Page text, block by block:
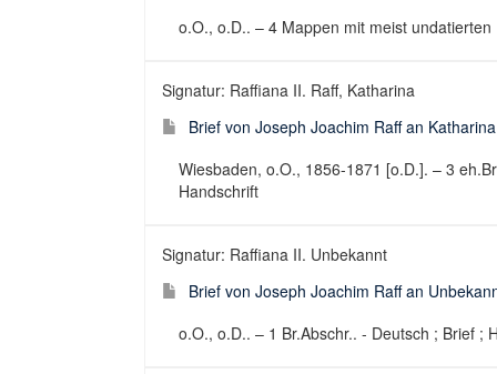
o.O., o.D.. – 4 Mappen mit meist
Signatur: Raffiana II. Raff, Katharina
Brief von Joseph Joachim Raff an
Wiesbaden, o.O., 1856-1871 [o.D.]. – 3
Handschrift
Signatur: Raffiana II. Unbekannt
Brief von Joseph Joachim Raff an
o.O., o.D.. – 1 Br.Abschr.. - Deutsch ; Brief ;